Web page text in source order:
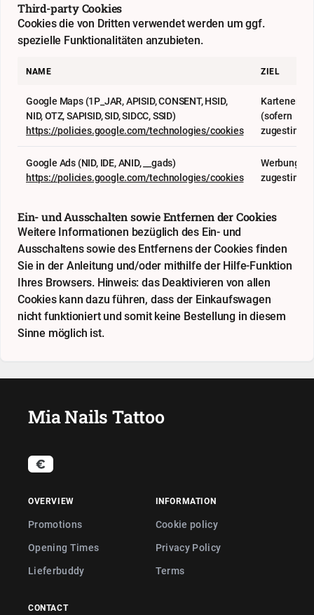
Third-party Cookies
Cookies die von Dritten verwendet werden um ggf.
spezielle Funktionalitäten anzubieten.
NAME ZIEL
Google Maps (1P_JAR, APISID, CONSENT, HSID,
NID, OTZ, SAPISID, SID, SIDCC, SSID)
https://policies.google.com/technologies/cookies
(sofern
Google Ads (NID, IDE, ANID, __gads)
https://policies.google.com/technologies/cookies
Werbung
Ein- und Ausschalten sowie Entfernen der Cookies
Weitere Informationen bezüglich des Ein- und
Ausschaltens sowie des Entfernens der Cookies finden
Sie in der Anleitung und/oder mithilfe der Hilfe-Funktion
Ihres Browsers. Hinweis: das Deaktivieren von allen
Cookies kann dazu führen, dass der Einkaufswagen
nicht funktioniert und somit keine Bestellung in diesem
Sinne möglich ist.
Mia Nails Tattoo
OVERVIEW
Promotions
Opening Times
Lieferbuddy
INFORMATION
Cookie policy
Privacy Policy
Terms
CONTACT